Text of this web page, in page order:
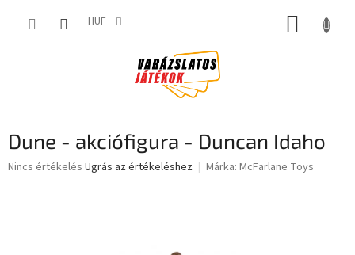
HUF KOSÁR
Dune - akciófigura - Duncan Idaho
A
Nincs értékelés Ugrás az értékeléshez Márka: McFarlane Toys